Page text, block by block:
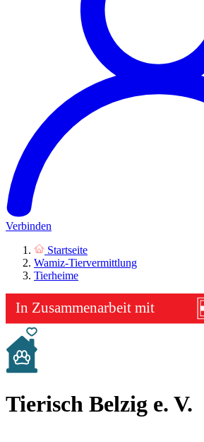
Verbinden
Startseite
Wamiz-Tiervermittlung
Tierheime
Tierisch Belzig e. V.